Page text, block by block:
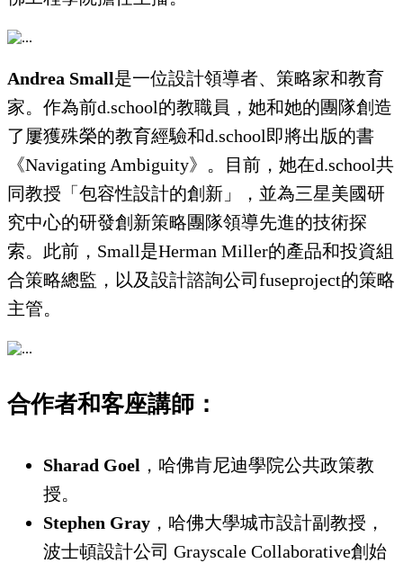
Andrea Small是一位設計領導者、策略家和教育
家。作為前d.school的教職員，她和她的團隊創造
了屢獲殊榮的教育經驗和d.school即將出版的書
《Navigating Ambiguity》。目前，她在d.school共
同教授「包容性設計的創新」，並為三星美國研
究中心的研發創新策略團隊領導先進的技術探
索。此前，Small是Herman Miller的產品和投資組
合策略總監，以及設計諮詢公司fuseproject的策略
主管。
合作者和客座講師：
Sharad Goel ，哈佛肯尼迪學院公共政策教
授。
Stephen Gray ，哈佛大學城市設計副教授，
波士頓設計公司 Grayscale Collaborative創始